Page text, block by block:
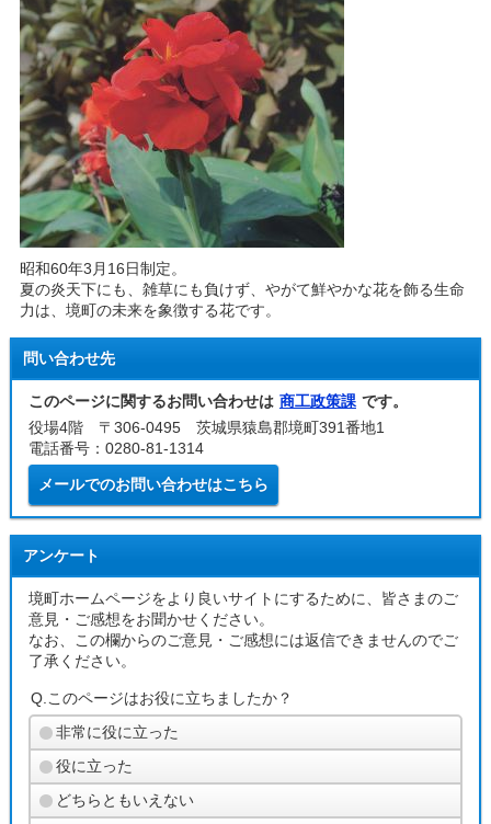
昭和60年3月16日制定。
夏の炎天下にも、雑草にも負けず、やがて鮮やかな花を飾る生命
力は、境町の未来を象徴する花です。
問い合わせ先
このページに関するお問い合わせは 商工政策課 です。
役場4階 〒306-0495 茨城県猿島郡境町391番地1
電話番号：0280-81-1314
メールでのお問い合わせはこちら
アンケート
境町ホームページをより良いサイトにするために、皆さまのご
意見・ご感想をお聞かせください。
なお、この欄からのご意見・ご感想には返信できませんのでご
了承ください。
Q.このページはお役に立ちましたか？
非常に役に立った
役に立った
どちらともいえない